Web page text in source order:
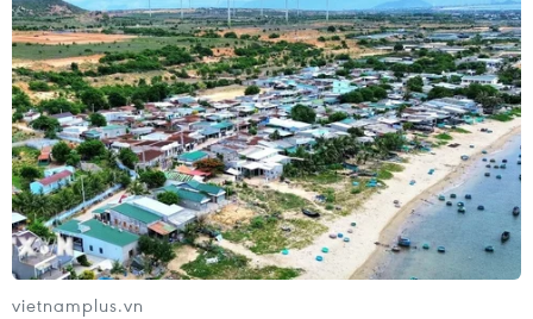
Nước dừa - “serum tự nhiên” giúp
làn da mịn màng, tươi sáng
06/05/2026 23:00
7 nguyên nhân khiến làn da dân công
sở lão hóa nhanh hơn bạn nghĩ
05/05/2026 06:00
vietnamplus.vn